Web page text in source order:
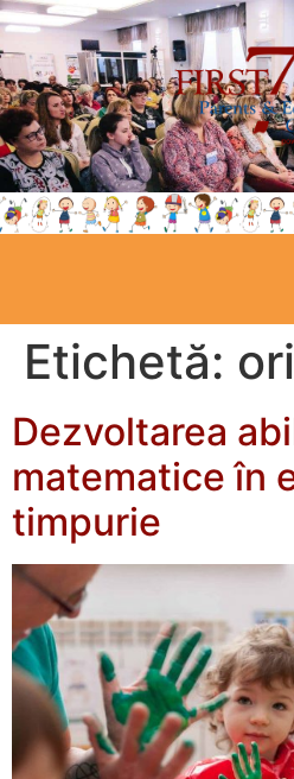
Etichetă:
Dezvoltarea
matematice în
timpurie